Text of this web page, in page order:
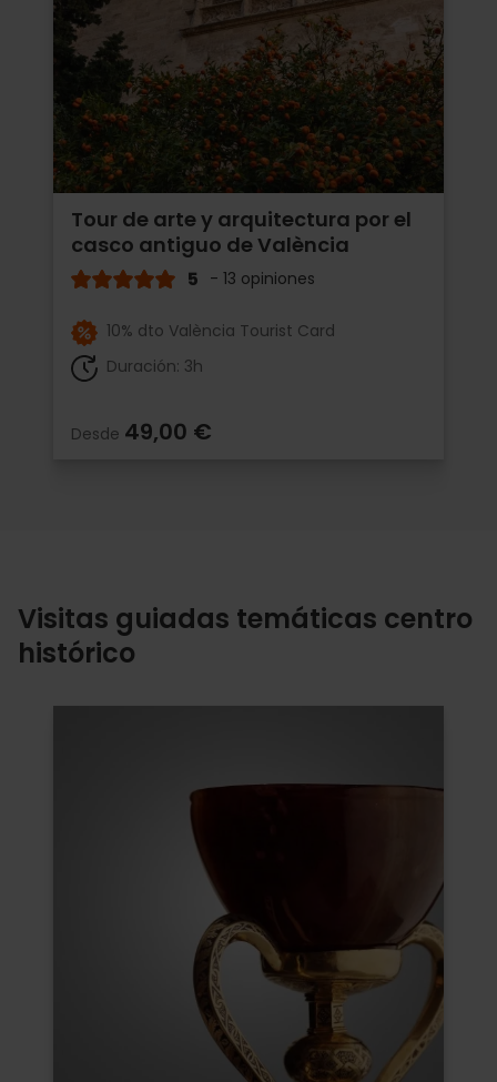
Tour de arte y arquitectura por el
casco antiguo de València
5 - 13 opiniones
10% dto València Tourist Card
Duración: 3h
Desde 49,00 €
Visitas guiadas temáticas centro
histórico